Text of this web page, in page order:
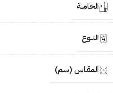
الخـامــة
النــوع
المقـاس (سم)